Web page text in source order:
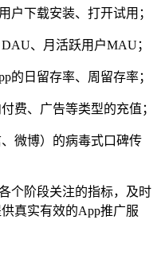
户下载安装、打开试用；
、月活跃用户MAU；
的日留存率、周留存率；
费、广告等类型的充值；
微博）的病毒式口碑传
个阶段关注的指标，及时
真实有效的App推广服